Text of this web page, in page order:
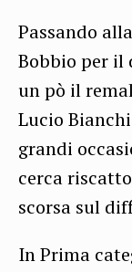
Passando
Bobbio per il
un pò il
Lucio
grandi
cerca
scorsa sul
In Prima